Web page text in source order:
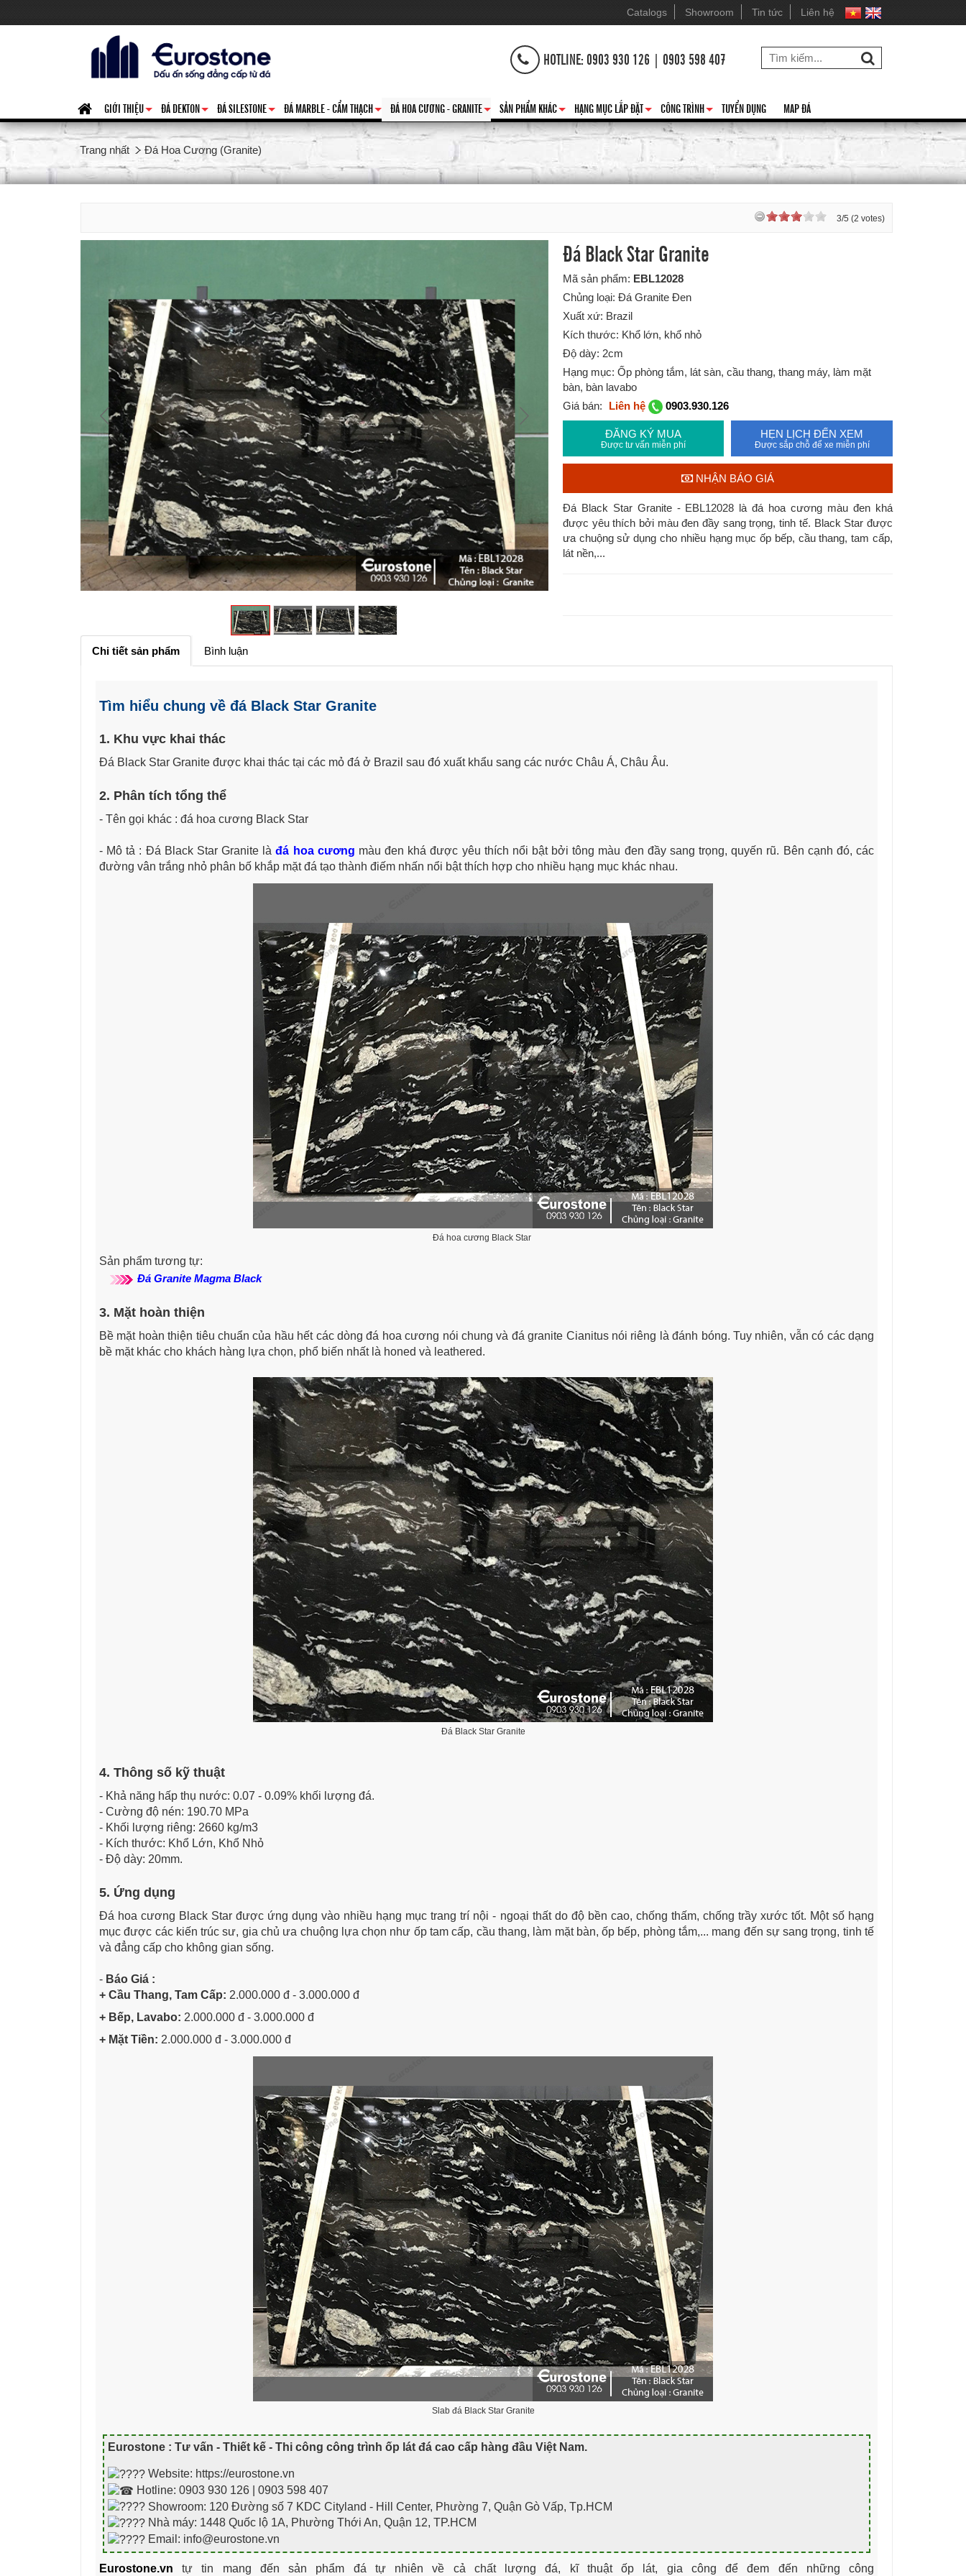
Catalogs Showroom Tin tức Liên hệ
HOTLINE: 0903 930 126 | 0903 598 407
+
GIỚI THIỆU
+
ĐÁ DEKTON
+
ĐÁ SILESTONE
+
ĐÁ MARBLE - CẨM THẠCH
+
ĐÁ HOA CƯƠNG - GRANITE
+
SẢN PHẨM KHÁC
+
HẠNG MỤC LẮP ĐẶT
+
CÔNG TRÌNH TUYỂN DỤNG MAP ĐÁ
Trang nhất Đá Hoa Cương (Granite)
3/5 (2 votes)
Đá Black Star Granite
Mã sản phẩm: EBL12028
Chủng loại: Đá Granite Đen
Xuất xứ: Brazil
Kích thước: Khổ lớn, khổ nhỏ
Độ dày: 2cm
Hạng mục: Ốp phòng tắm, lát sàn, cầu thang, thang máy, làm mặt
bàn, bàn lavabo
Giá bán:
Liên hệ 0903.930.126
ĐĂNG KÝ MUA
Được tư vấn miễn phí
HẸN LỊCH ĐẾN XEM
Được sắp chỗ để xe miễn phí
NHẬN BÁO GIÁ
Đá Black Star Granite - EBL12028 là đá hoa cương màu đen khá
được yêu thích bởi màu đen đầy sang trọng, tinh tế. Black Star được
ưa chuộng sử dụng cho nhiều hạng mục ốp bếp, cầu thang, tam cấp,
lát nền,...
Chi tiết sản phẩm Bình luận
Tìm hiểu chung về đá Black Star Granite
1. Khu vực khai thác
Đá Black Star Granite được khai thác tại các mỏ đá ở Brazil sau đó xuất khẩu sang các nước Châu Á, Châu Âu.
2. Phân tích tổng thể
- Tên gọi khác : đá hoa cương Black Star
- Mô tả : Đá Black Star Granite làđá hoa cương màu đen khá được yêu thích nổi bật bởi tông màu đen đầy sang trọng, quyến rũ. Bên cạnh đó, các
đường vân trắng nhỏ phân bố khắp mặt đá tạo thành điếm nhấn nổi bật thích hợp cho nhiều hạng mục khác nhau.
Đá hoa cương Black Star
Sản phẩm tương tự:
Đá Granite Magma Black
3. Mặt hoàn thiện
Bề mặt hoàn thiện tiêu chuẩn của hầu hết các dòng đá hoa cương nói chung và đá granite Cianitus nói riêng là đánh bóng. Tuy nhiên, vẫn có các dạng
bề mặt khác cho khách hàng lựa chọn, phổ biến nhất là honed và leathered.
Đá Black Star Granite
4. Thông số kỹ thuật
- Khả năng hấp thụ nước: 0.07 - 0.09% khối lượng đá.
- Cường độ nén: 190.70 MPa
- Khối lượng riêng: 2660 kg/m3
- Kích thước: Khổ Lớn, Khổ Nhỏ
- Độ dày: 20mm.
5. Ứng dụng
Đá hoa cương Black Star được ứng dụng vào nhiều hạng mục trang trí nội - ngoại thất do độ bền cao, chống thấm, chống trầy xước tốt. Một số hạng
mục được các kiến trúc sư, gia chủ ưa chuộng lựa chọn như ốp tam cấp, cầu thang, làm mặt bàn, ốp bếp, phòng tắm,... mang đến sự sang trọng, tinh tế
và đẳng cấp cho không gian sống.
- Báo Giá :
+ Cầu Thang, Tam Cấp: 2.000.000 đ - 3.000.000 đ
+ Bếp, Lavabo: 2.000.000 đ - 3.000.000 đ
+ Mặt Tiền: 2.000.000 đ - 3.000.000 đ
Slab đá Black Star Granite
Eurostone : Tư vấn - Thiết kế - Thi công công trình ốp lát đá cao cấp hàng đầu Việt Nam.
Website: https://eurostone.vn
Hotline: 0903 930 126 | 0903 598 407
Showroom: 120 Đường số 7 KDC Cityland - Hill Center, Phường 7, Quận Gò Vấp, Tp.HCM
Nhà máy: 1448 Quốc lộ 1A, Phường Thới An, Quận 12, TP.HCM
Email: info@eurostone.vn
Eurostone.vn tự tin mang đến sản phẩm đá tự nhiên về cả chất lượng đá, kĩ thuật ốp lát, gia công để đem đến những công